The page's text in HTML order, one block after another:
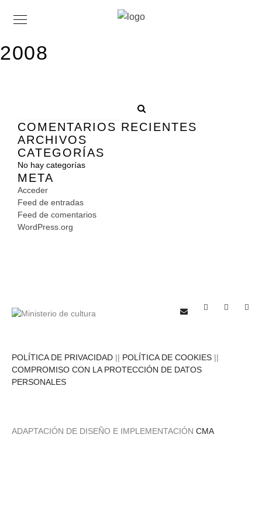
2008
COMENTARIOS RECIENTES
ARCHIVOS
CATEGORÍAS
No hay categorías
META
Acceder
Feed de entradas
Feed de comentarios
WordPress.org
POLÍTICA DE PRIVACIDAD || POLÍTICA DE COOKIES ||
COMPROMISO CON LA PROTECCIÓN DE DATOS
PERSONALES
ADAPTACIÓN DE DISEÑO E IMPLEMENTACIÓN CMA